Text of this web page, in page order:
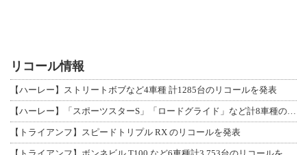
リコール情報
【ハーレー】ストリートボブなど4車種 計1285台のリコールを発表
【トライアンフ】スピードトリプル RX のリコールを発表